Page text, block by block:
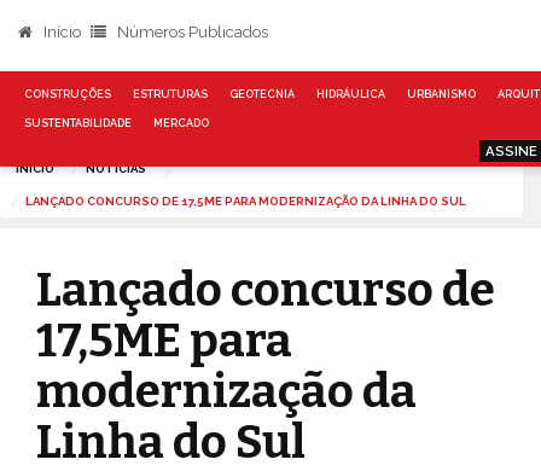
Início Números Publicados
CONSTRUÇÕES ESTRUTURAS GEOTECNIA HIDRÁULICA URBANISMO
SUSTENTABILIDADE MERCADO
INÍCIO NOTÍCIAS
LANÇADO CONCURSO DE 17,5ME PARA MODERNIZAÇÃO DA LINHA DO SUL
Lançado concurso de
17,5ME para
modernização da
Linha do Sul